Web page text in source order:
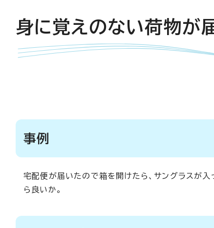
身に覚えのない荷物が
事例
宅配便が届いたので箱を開けたら、サングラスが
ら良いか。